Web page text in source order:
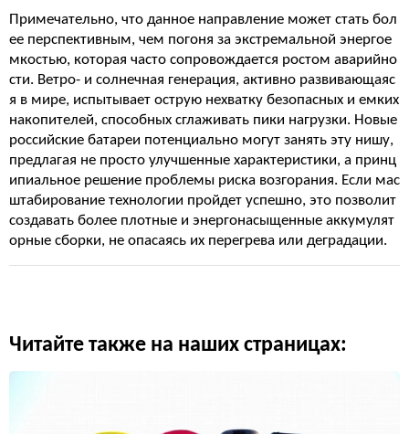
Примечательно, что данное направление может стать бол
ее перспективным, чем погоня за экстремальной энергое
мкостью, которая часто сопровождается ростом аварийно
сти. Ветро- и солнечная генерация, активно развивающаяс
я в мире, испытывает острую нехватку безопасных и емких
накопителей, способных сглаживать пики нагрузки. Новые
российские батареи потенциально могут занять эту нишу,
предлагая не просто улучшенные характеристики, а принц
ипиальное решение проблемы риска возгорания. Если мас
штабирование технологии пройдет успешно, это позволит
создавать более плотные и энергонасыщенные аккумулят
орные сборки, не опасаясь их перегрева или деградации.
Читайте также на наших страницах: